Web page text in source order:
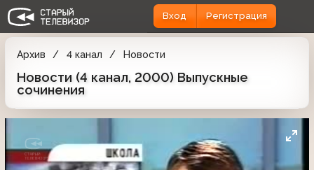
Вход Регистрация
Архив 4 канал Новости
Новости (4 канал, 2000) Выпускные
сочинения